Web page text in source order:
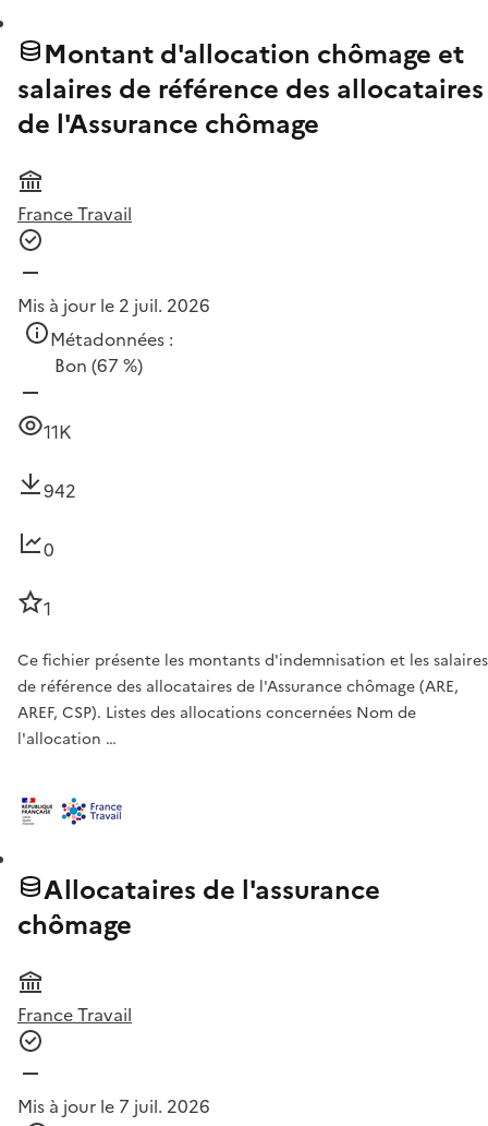
Montant d'allocation chômage et
salaires de référence des allocataires
de l'Assurance chômage
France Travail
Mis à jour le 2 juil. 2026
Métadonnées :
Bon (67 %)
11K
942
0
1
Ce fichier présente les montants d'indemnisation et les salaires
de référence des allocataires de l'Assurance chômage (ARE,
AREF, CSP). Listes des allocations concernées Nom de
l'allocation …
Allocataires de l'assurance
chômage
France Travail
Mis à jour le 7 juil. 2026